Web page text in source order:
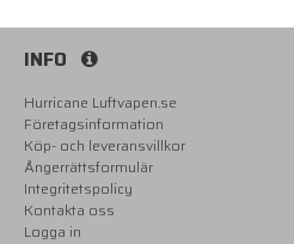
INFO
Hurricane Luftvapen.se
Företagsinformation
Köp- och leveransvillkor
Ångerrättsformulär
Integritetspolicy
Kontakta oss
Logga in